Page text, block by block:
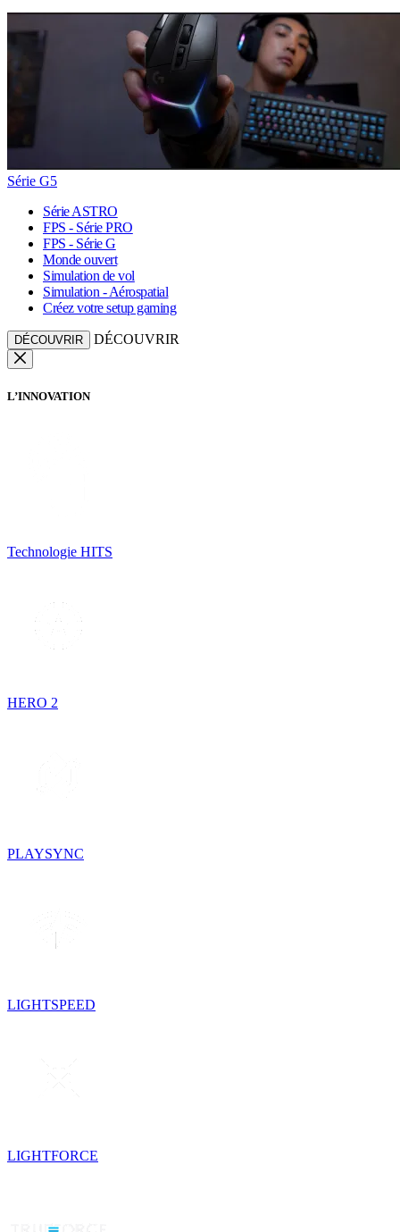
Série G5
Série ASTRO
FPS - Série PRO
FPS - Série G
Monde ouvert
Simulation de vol
Simulation - Aérospatial
Créez votre setup gaming
DÉCOUVRIR DÉCOUVRIR
L’INNOVATION
Technologie HITS
HERO 2
PLAYSYNC
LIGHTSPEED
LIGHTFORCE